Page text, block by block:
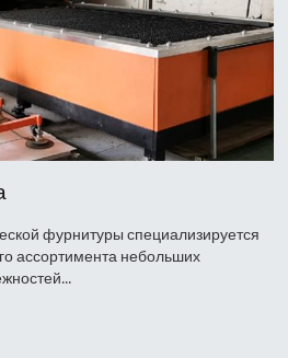
фурнитуры специализируется
ассортимента небольших